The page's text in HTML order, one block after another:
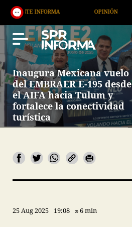
OPINIÓN ARTÍCULOS
Inaugura Mexicana vuelo
del EMBRAER E-195 desde
el AIFA hacia Tulum y
fortalece la conectividad
turística
25 Aug 2025 19:08 6 min